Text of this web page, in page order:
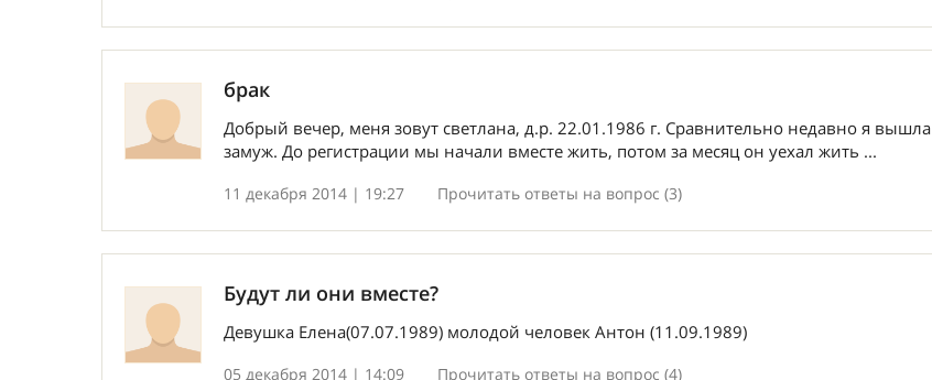
брак
Добрый вечер, меня зовут светлана, д.р. 22.01.1986 г. Сравнительно недавно я вышла
замуж. До регистрации мы начали вместе жить, потом за месяц он уехал жить ...
11 декабря 2014 | 19:27 Прочитать ответы на вопрос (3)
Будут ли они вместе?
Девушка Елена(07.07.1989) молодой человек Антон (11.09.1989)
05 декабря 2014 | 14:09 Прочитать ответы на вопрос (4)